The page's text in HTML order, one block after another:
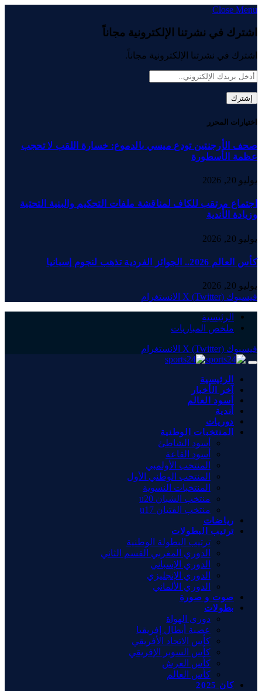
Close Menu
اشترك في نشرتنا الإلكترونية مجاناً
اشترك في نشرتنا الإلكترونية مجاناً.
اختيارات المحرر
صحف الأرجنتين تودع ميسي بالدموع: خسارة اللقب لا تحجب
عظمة الأسطورة
يوليو 20, 2026
اجتماع مرتقب للكاف لمناقشة ملفات التحكيم والبنية التحتية
وزيادة الأندية
يوليو 20, 2026
كأس العالم 2026.. الجوائز الفردية تذهب لنجوم إسبانيا
يوليو 20, 2026
فيسبوك X (Twitter) الانستغرام
الرئيسية
ملخص المباريات
فيسبوك X (Twitter) الانستغرام
الرئيسية
آخر الأخبار
أسود العالم
أندية
دوريات
المنتخبات الوطنية
أسود الشاطئ
أسود القاعة
المنتخب الأولمبي
المنتخب الوطني الأول
المنتخبات النسوية
منتخب الشبان u20
منتخب الفتيان u17
رياضات
ترتيب البطولات
ترتيب البطولة الوطنية
الدوري المغربي القسم الثاني
الدوري الإسباني
الدوري الإنجليزي
الدوري الألماني
صوت و صورة
بطولات
دوري الهواة
عصبة أبطال إفريقيا
كأس الاتحاد الأفريقي
كأس السوبر الإفريقي
كأس العرش
كأس العالم
كان 2025